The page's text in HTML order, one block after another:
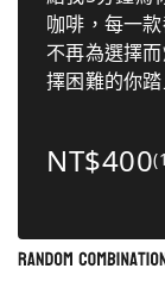
咖啡，每一
不再為選擇
擇困難的你
NT$400